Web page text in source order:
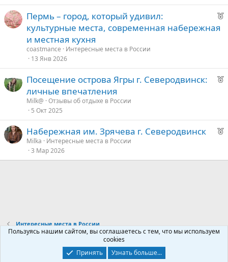
еР
е
н
Пермь – город, который удивил:
культурные места, современная набережная
и местная кухня
coastmance
Интересные места в России
13 Янв 2026
Р
е
у
Посещение острова Ягры г. Северодвинск:
личные впечатления
Milk@ Отзывы об отдыхе в России
5 Окт 2025
Р
о
е
Набережная им. Зрячева г. Северодвинск
Milka
Интересные места в России
3 Мар 2026
Интересные места в России
Условия и правила
Политика конфиденциальности
Главная
R
Пользуясь нашим сайтом, вы соглашаетесь с тем, что мы используем
cookies
Принять
Узнать больше...